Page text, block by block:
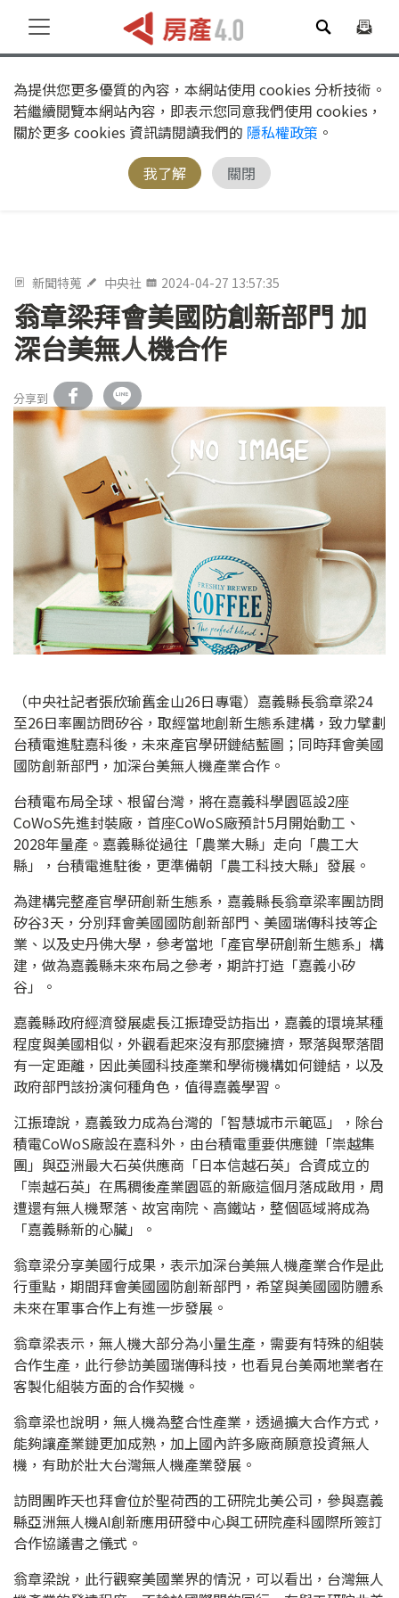
為提供您更多優質的內容，本網站使用 cookies 分析技術。
若繼續閱覽本網站內容，即表示您同意我們使用 cookies，
關於更多 cookies 資訊請閱讀我們的 隱私權政策 。
我了解
關閉
新聞特蒐 中央社 2024-04-27 13:57:35
翁章梁拜會美國防創新部門 加
深台美無人機合作
分享到
（中央社記者張欣瑜舊金山26日專電）嘉義縣長翁章梁24
至26日率團訪問矽谷，取經當地創新生態系建構，致力擘劃
台積電進駐嘉科後，未來產官學研鏈結藍圖；同時拜會美國
國防創新部門，加深台美無人機產業合作。
台積電布局全球、根留台灣，將在嘉義科學園區設2座
CoWoS先進封裝廠，首座CoWoS廠預計5月開始動工、
2028年量產。嘉義縣從過往「農業大縣」走向「農工大
縣」，台積電進駐後，更準備朝「農工科技大縣」發展。
為建構完整產官學研創新生態系，嘉義縣長翁章梁率團訪問
矽谷3天，分別拜會美國國防創新部門、美國瑞傳科技等企
業、以及史丹佛大學，參考當地「產官學研創新生態系」構
建，做為嘉義縣未來布局之參考，期許打造「嘉義小矽
谷」。
嘉義縣政府經濟發展處長江振瑋受訪指出，嘉義的環境某種
程度與美國相似，外觀看起來沒有那麼擁擠，聚落與聚落間
有一定距離，因此美國科技產業和學術機構如何鏈結，以及
政府部門該扮演何種角色，值得嘉義學習。
江振瑋說，嘉義致力成為台灣的「智慧城市示範區」，除台
積電CoWoS廠設在嘉科外，由台積電重要供應鏈「崇越集
團」與亞洲最大石英供應商「日本信越石英」合資成立的
「崇越石英」在馬稠後產業園區的新廠這個月落成啟用，周
遭還有無人機聚落、故宮南院、高鐵站，整個區域將成為
「嘉義縣新的心臟」。
翁章梁分享美國行成果，表示加深台美無人機產業合作是此
行重點，期間拜會美國國防創新部門，希望與美國國防體系
未來在軍事合作上有進一步發展。
翁章梁表示，無人機大部分為小量生產，需要有特殊的組裝
合作生產，此行參訪美國瑞傳科技，也看見台美兩地業者在
客製化組裝方面的合作契機。
翁章梁也說明，無人機為整合性產業，透過擴大合作方式，
能夠讓產業鏈更加成熟，加上國內許多廠商願意投資無人
機，有助於壯大台灣無人機產業發展。
訪問團昨天也拜會位於聖荷西的工研院北美公司，參與嘉義
縣亞洲無人機AI創新應用研發中心與工研院產科國際所簽訂
合作協議書之儀式。
翁章梁說，此行觀察美國業界的情況，可以看出，台灣無人